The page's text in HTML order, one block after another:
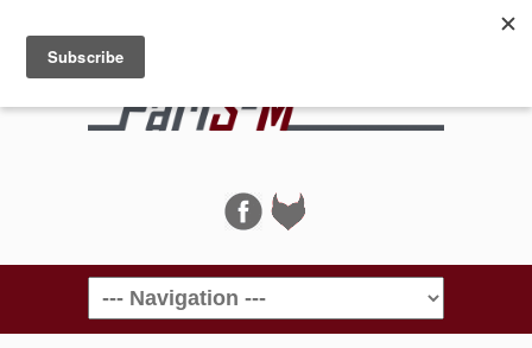
Navigation